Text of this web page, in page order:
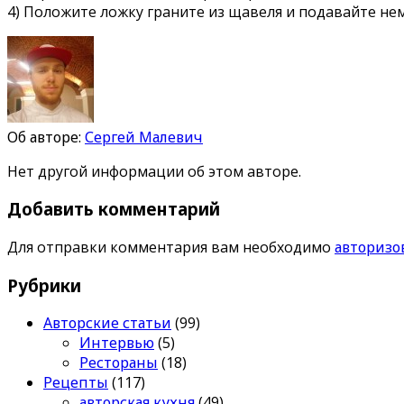
4) Положите ложку граните из щавеля и подавайте
Об авторе: Сергей Малевич
Нет другой информации об этом авторе.
Добавить комментарий
Для отправки комментария вам необходимо
Рубрики
Авторские статьи (99)
Интервью(5)
Рестораны (18)
Рецепты (117)